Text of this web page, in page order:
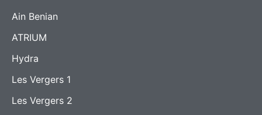
Ain Benian
ATRIUM
Hydra
Les Vergers 1
Les Vergers 2